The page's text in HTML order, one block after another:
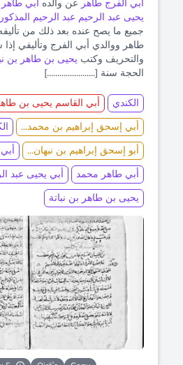
أبي الفرج طاهر عن والده أبي
يحيى عبد الرحيم عبد الرحيم المذكور
جميع ما يصح عنده بعد ذلك من
طاهر ووالدي أبي الفرج وتأليفي
والتحريف وكتب يحيى بن طاهر بن
الحجة سنة [.......................]
الكندي
أبي القاسم يحيى بن
أبي إسحق إبراهيم بن محمد...
أبو إسحق إبراهيم بن نبهان...
أبي طاهر محمد
أبي يحيى عبد
يحيى بن طاهر بن نباتة